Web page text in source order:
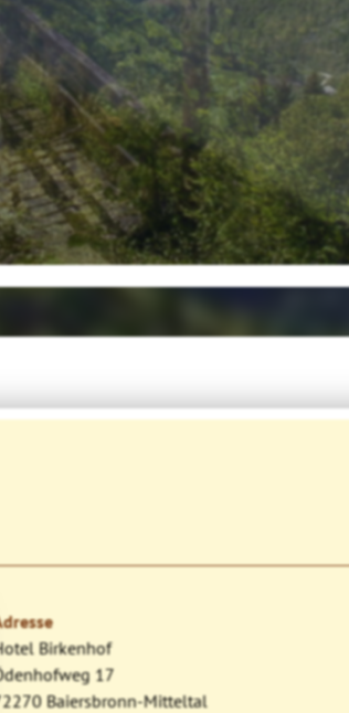
Birkenhof
17
Baiersbronn-Mitteltal